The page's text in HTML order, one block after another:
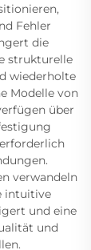
Fehler
die
strukturelle
wiederholte
Modelle von
über
verwandeln
intuitive
und eine
und